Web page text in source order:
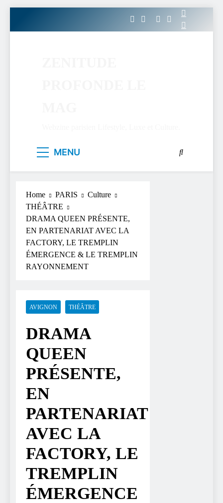
MENU
Home PARIS
Culture
THÉÂTRE
DRAMA QUEEN PRÉSENTE,
EN PARTENARIAT AVEC LA
FACTORY, LE TREMPLIN
ÉMERGENCE & LE TREMPLIN
RAYONNEMENT
AVIGNON THÉÂTRE
DRAMA
QUEEN
PRÉSENTE,
EN
PARTENARIAT
AVEC LA
FACTORY, LE
TREMPLIN
ÉMERGENCE